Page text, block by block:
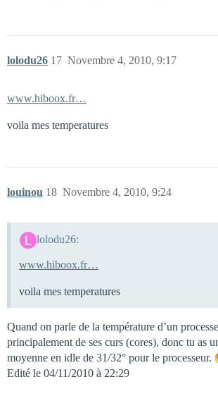
lolodu26 Novembre 4, 2010, 9:17
17
www.hiboox.fr…
voila mes temperatures
louinou Novembre 4, 2010, 9:24
18
lolodu26:
www.hiboox.fr…
voila mes temperatures
Quand on parle de la température d’un
principalement de ses curs (cores), donc tu as
moyenne en idle de 31/32° pour le processeur.
Edité le 04/11/2010 à 22:29